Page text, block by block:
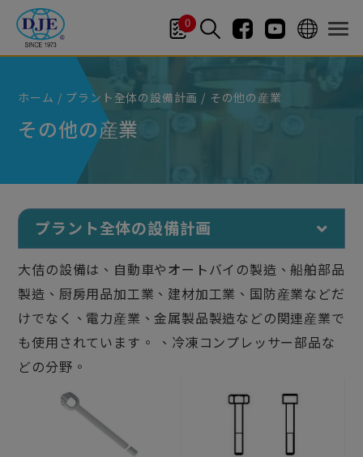
0
ホーム プラント全体の設備計画 その他の産業
その他の産業
プラント全体の設備計画
大佶の設備は、自動車やオートバイの製造、船舶部品
製造、厨房用品加工業、建材加工業、国防産業などだ
けでなく、電力産業、金属製品製造などの関連産業で
も使用されています。 、冷凍コンプレッサー部品な
どの分野。
クッキー利用の管理について